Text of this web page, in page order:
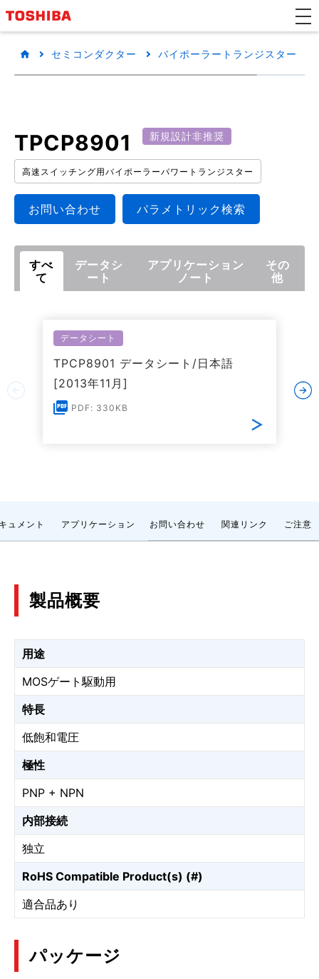
セミコンダクター バイポーラートランジスター
TPCP8901 新規設計非推奨
高速スイッチング用バイポーラーパワートランジスター
お問い合わせ パラメトリック検索
すべ
て
データシ
ート
アプリケーション
ノート
その
他
データシート
TPCP8901 データシート/日本語
[2013年11月]
PDF: 330KB
ュメント アプリケーション お問い合わせ 関連リンク ご注意
製品概要
用途
MOSゲート駆動用
特長
低飽和電圧
極性
PNP + NPN
内部接続
独立
RoHS Compatible Product(s) (#)
適合品あり
パッケージ